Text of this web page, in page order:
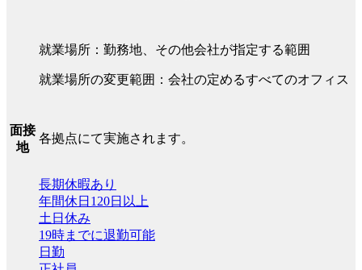
就業場所：勤務地、その他会社が指定する範囲
就業場所の変更範囲：会社の定めるすべてのオフィス
面接
地
各拠点にて実施されます。
長期休暇あり
年間休日120日以上
土日休み
19時までに退勤可能
日勤